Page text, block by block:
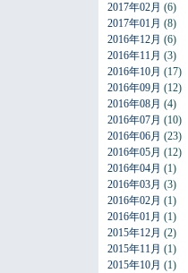
2017年02月 (6)
2017年01月 (8)
2016年12月 (6)
2016年11月 (3)
2016年10月 (17)
2016年09月 (12)
2016年08月 (4)
2016年07月 (10)
2016年06月 (23)
2016年05月 (12)
2016年04月 (1)
2016年03月 (3)
2016年02月 (1)
2016年01月 (1)
2015年12月 (2)
2015年11月 (1)
2015年10月 (1)